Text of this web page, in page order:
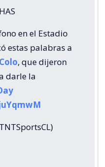
en el Estadio
estas palabras a
, que dijeron
darle la